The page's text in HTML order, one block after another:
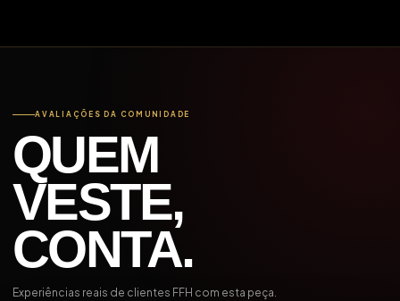
AVALIAÇÕES DA COMUNIDADE
QUEM
VESTE,
CONTA.
Experiências reais de clientes FFH com esta peça.